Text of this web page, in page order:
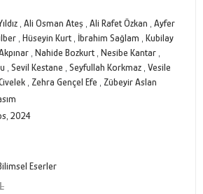
Ali Osman Ateş Ali Rafet Özkan
Ayfer
Hüseyin Kurt İbrahim Sağlam
Kubilay
Nahide Bozkurt Nesibe Kantar
Sevil Kestane Seyfullah Korkmaz Vesile
Zehra Gençel Efe
Zübeyir Aslan
2024
Eserler